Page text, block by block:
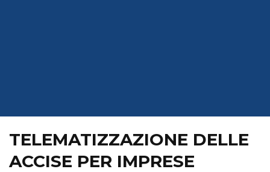
TELEMATIZZAZIONE DELLE
ACCISE PER IMPRESE